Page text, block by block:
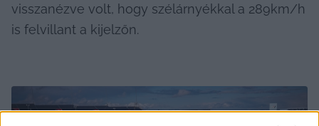
visszanézve volt, hogy szélárnyékkal a 289km/h
is felvillant a kijelzőn.